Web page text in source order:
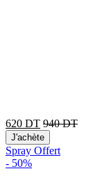
620 DT 940DT
J'achète
Spray Offert
- 50%